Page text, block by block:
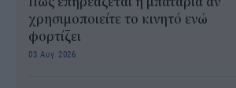
χρησιμοποιείτε το κινητό ενώ
φορτίζει
03 Αυγ 2026